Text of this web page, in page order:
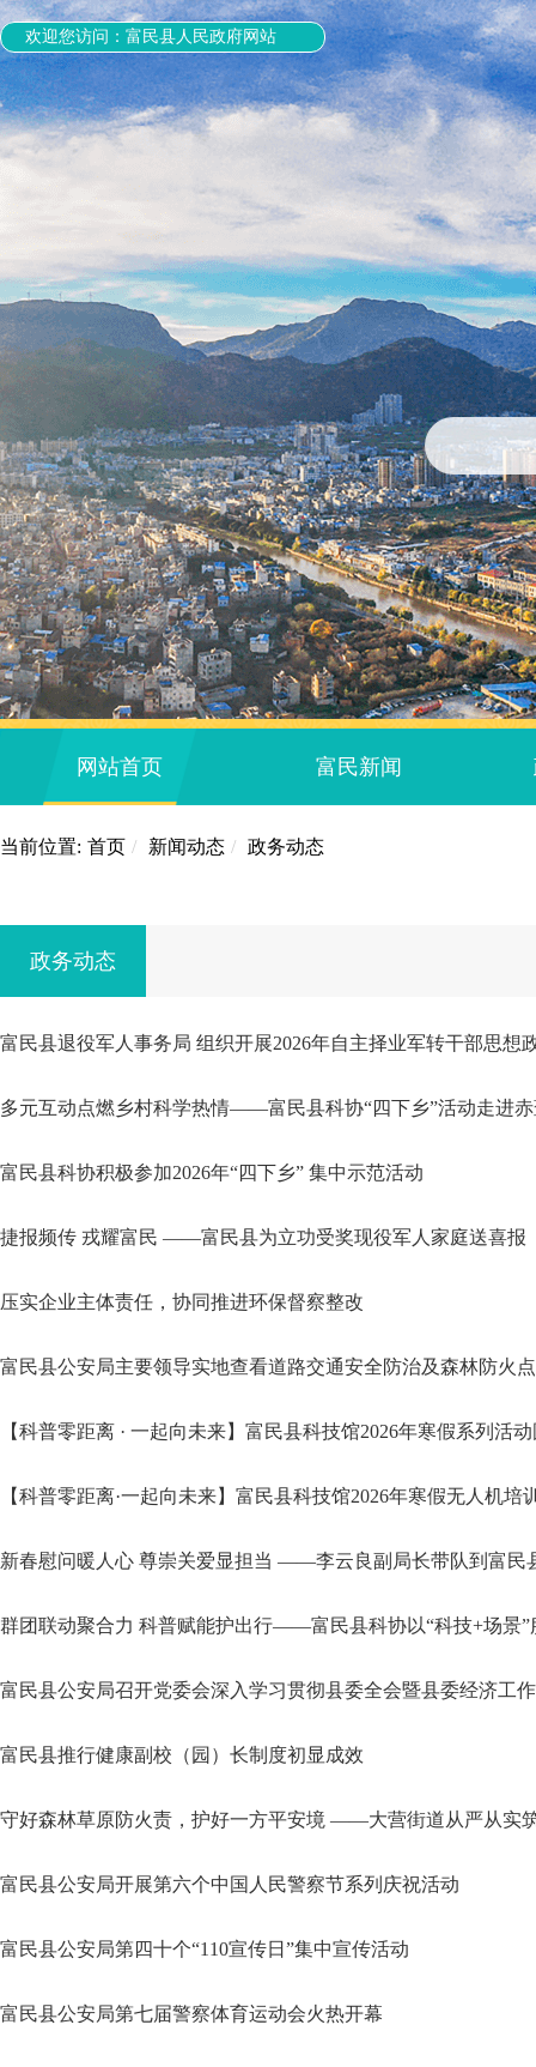
欢迎您访问：富民县人民政府网站
网站首页 富民新闻
当前位置: 首页 / 新闻动态 / 政务动态
政务动态
富民县退役军人事务局 组织开展2026年自主择业军转干部思想
多元互动点燃乡村科学热情——富民县科协“四下乡”活动走进
富民县科协积极参加2026年“四下乡” 集中示范活动
捷报频传 戎耀富民 ——富民县为立功受奖现役军人家庭送喜报
压实企业主体责任，协同推进环保督察整改
富民县公安局主要领导实地查看道路交通安全防治及森林防火
【科普零距离 · 一起向未来】富民县科技馆2026年寒假系列活
【科普零距离·一起向未来】富民县科技馆2026年寒假无人机培
新春慰问暖人心 尊崇关爱显担当 ——李云良副局长带队到富民
群团联动聚合力 科普赋能护出行——富民县科协以“科技+场景”
富民县公安局召开党委会深入学习贯彻县委全会暨县委经济工
富民县推行健康副校（园）长制度初显成效
守好森林草原防火责，护好一方平安境 ——大营街道从严从实
富民县公安局开展第六个中国人民警察节系列庆祝活动
富民县公安局第四十个“110宣传日”集中宣传活动
富民县公安局第七届警察体育运动会火热开幕